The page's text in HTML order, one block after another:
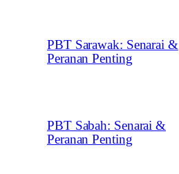
PBT Sarawak: Senarai &
Peranan Penting
PBT Sabah: Senarai &
Peranan Penting